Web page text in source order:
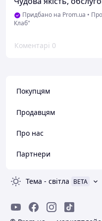
Придбано на Prom.ua •
Клаб"
Коментарі 0
Покупцям
Продавцям
Про нас
Партнери
Тема - світла BETA